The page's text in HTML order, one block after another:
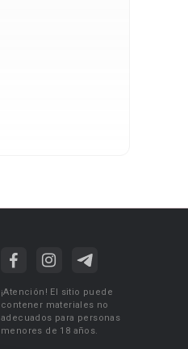
¡Atención! El sitio puede
contener materiales no
adecuados para personas
menores de 18 años.